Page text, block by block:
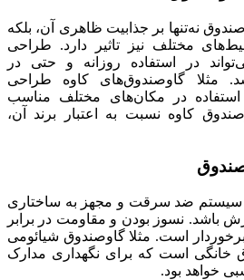
نه‌تنها بر جذابیت ظاهری آن، بلکه
مختلف نیز تاثیر دارد. طراحی
در استفاده روزانه و حتی در
مثلا گاوصندوق‌های کاوه طراحی
استفاده در مکان‌های مختلف مناسب
کاوه نسبت به اعتبار برند آن،
سیستم ضد سرقت و مجهز به ساختاری
باشد. نسوز بودن و مقاومت در برابر
است. مثلا گاوصندوق شیائومی
خانگی است که برای نگهداری مدارک
خواهد بود.